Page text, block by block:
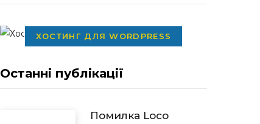
ХОСТИНГ ДЛЯ WORDPRESS
Останні публікації
Помилка Loco